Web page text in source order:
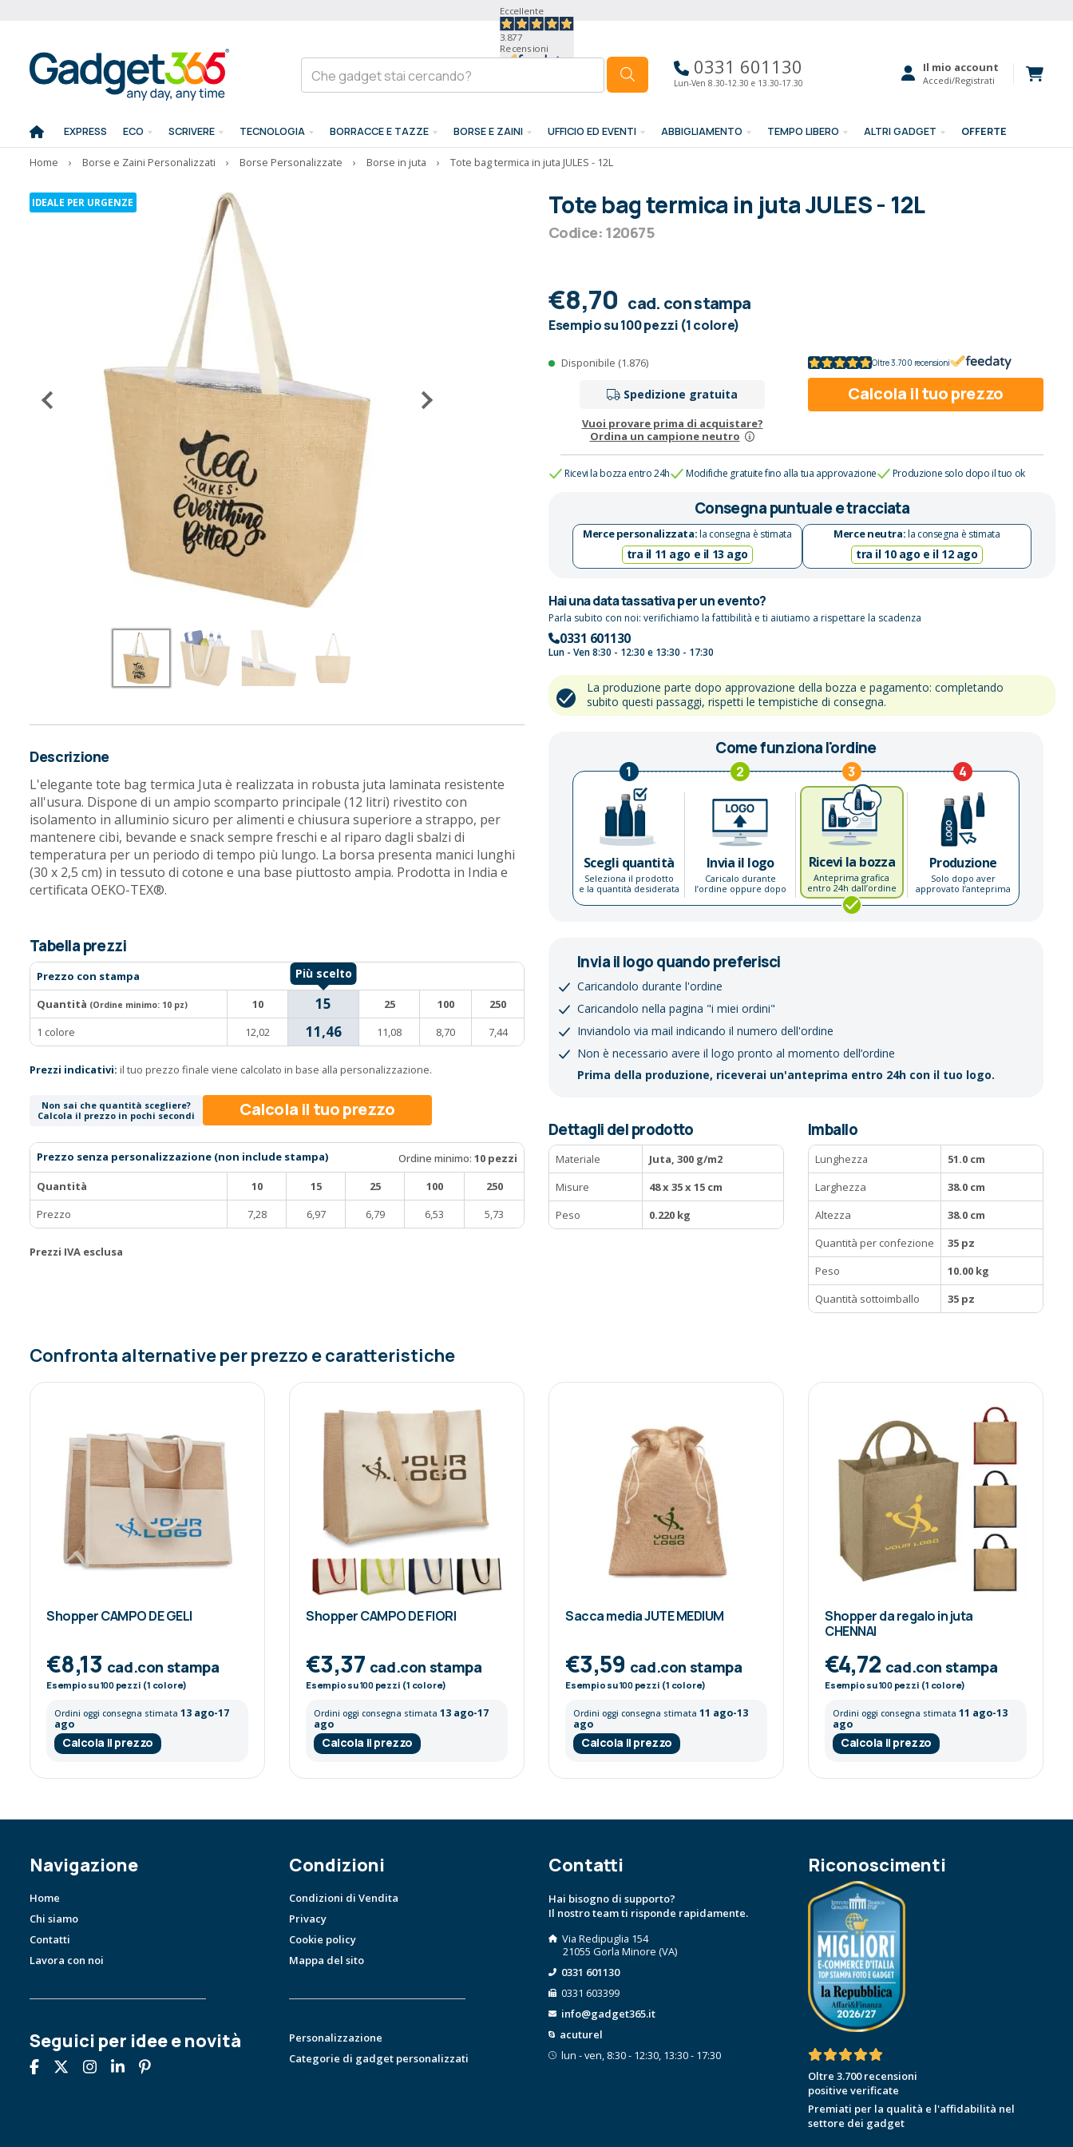
Eccellente
3.877
Recensioni
0331 601130
Lun-Ven 8.30-12.30 e 13.30-17.30
Il mio account
Accedi/Registrati
EXPRESS ECO SCRIVERE TECNOLOGIA BORRACCE E TAZZE BORSE E ZAINI UFFICIO ED EVENTI ABBIGLIAMENTO TEMPO LIBERO ALTRI GADGET OFFERTE
Home › Borse e Zaini Personalizzati › Borse Personalizzate › Borse in juta › Tote bag termica in juta JULES - 12L
IDEALE PER URGENZE
Descrizione
L'elegante tote bag termica Juta è realizzata in robusta juta laminata resistente
all'usura. Dispone di un ampio scomparto principale (12 litri) rivestito con
isolamento in alluminio sicuro per alimenti e chiusura superiore a strappo, per
mantenere cibi, bevande e snack sempre freschi e al riparo dagli sbalzi di
temperatura per un periodo di tempo più lungo. La borsa presenta manici lunghi
(30 x 2,5 cm) in tessuto di cotone e una base piuttosto ampia. Prodotta in India e
certificata OEKO-TEX®.
Tote bag termica in juta JULES - 12L
Codice: 120675
€8,70 cad. con stampa
Esempio su 100 pezzi (1 colore)
Disponibile (1.876)
Spedizione gratuita
Vuoi provare prima di acquistare?
Ordina un campione neutro
Oltre 3.700 recensioni
Calcola il tuo prezzo
Ricevi la bozza entro 24h Modifiche gratuite fino alla tua approvazione Produzione solo dopo il tuo ok
Consegna puntuale e tracciata
Merce personalizzata:la consegna è stimata
tra il 11 ago e il 13 ago
Merce neutra:la consegna è stimata
tra il 10 ago e il 12 ago
Hai una data tassativa per un evento?
Parla subito con noi: verifichiamo la fattibilità e ti aiutiamo a rispettare la scadenza
0331 601130
Lun - Ven 8:30 - 12:30 e 13:30 - 17:30
La produzione parte dopo approvazione della bozza e pagamento: completando
subito questi passaggi, rispetti le tempistiche di consegna.
Come funziona l'ordine
1
Scegli quantità
Seleziona il prodotto
e la quantità desiderata
2
Invia il logo
Caricalo durante
l’ordine oppure dopo
3
Ricevi la bozza
Anteprima grafica
entro 24h dall’ordine
4
Produzione
Solo dopo aver
approvato l’anteprima
Tabella prezzi
Prezzo con stampa
Quantità (Ordine minimo: 10 pz) 10 15 25 100
250
1 colore
12,02 11,46 11,08 8,70 7,44
Prezzi indicativi: il tuo prezzo finale viene calcolato in base alla personalizzazione.
Non sai che quantità scegliere?
Calcola il prezzo in pochi secondi
Calcola il tuo prezzo
Prezzo senza personalizzazione (non include stampa) Ordine minimo: 10 pezzi
Quantità
10 15 25 100
250
Prezzo
7,28 6,97 6,79 6,53 5,73
Prezzi IVA esclusa
Invia il logo quando preferisci
Caricandolo durante l'ordine
Caricandolo nella pagina "i miei ordini"
Inviandolo via mail indicando il numero dell'ordine
Non è necessario avere il logo pronto al momento dell’ordine
Prima della produzione, riceverai un'anteprima entro 24h con il tuo logo.
Dettagli del prodotto
Materiale
Juta, 300 g/m2
Misure
48 x 35 x 15 cm
Peso
0.220 kg
Imballo
Lunghezza
51.0 cm
Larghezza
38.0 cm
Altezza
38.0 cm
Quantità per confezione
35 pz
Peso
10.00 kg
Quantità sottoimballo
35 pz
Confronta alternative per prezzo e caratteristiche
Shopper CAMPO DE GELI
€8,13 cad.con stampa
Esempio su100pezzi (1 colore)
Ordini oggi consegna stimata 13 ago-17
ago
Calcola il prezzo
Shopper CAMPO DE FIORI
€3,37 cad.con stampa
Esempio su100pezzi (1 colore)
Ordini oggi consegna stimata 13 ago-17
ago
Calcola il prezzo
Sacca media JUTE MEDIUM
€3,59 cad.con stampa
Esempio su100pezzi (1 colore)
Ordini oggi consegna stimata 11 ago-13
ago
Calcola il prezzo
Shopper da regalo in juta
CHENNAI
€4,72 cad.con stampa
Esempio su100pezzi (1 colore)
Ordini oggi consegna stimata 11 ago-13
ago
Calcola il prezzo
Navigazione
Home
Chi siamo
Contatti
Lavora con noi
Seguici per idee e novità
Condizioni
Condizioni di Vendita
Privacy
Cookie policy
Mappa del sito
Personalizzazione
Categorie di gadget personalizzati
Contatti
Hai bisogno di supporto?
Il nostro team ti risponde rapidamente.
Via Redipuglia 154
21055 Gorla Minore (VA)
0331 601130
0331 603399
info@gadget365.it
acuturel
lun - ven, 8:30 - 12:30, 13:30 - 17:30
Riconoscimenti
Oltre 3.700 recensioni
positive verificate
Premiati per la qualità e l'affidabilità nel
settore dei gadget